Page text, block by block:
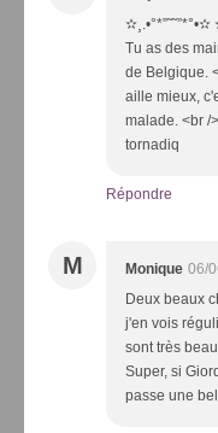
Tu as des
de Belgique.
aille mieux,
malade. <br /
tornadiq
Répondre
M Monique 06/
Deux beaux
j'en vois
sont très
Super, si
passe une